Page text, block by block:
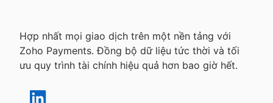
Hợp nhất mọi giao dịch trên một nền tảng với
Zoho Payments. Đồng bộ dữ liệu tức thời và tối
ưu quy trình tài chính hiệu quả hơn bao giờ hết.